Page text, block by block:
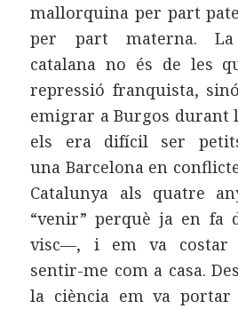
mallorquina per part
per part materna.
catalana no és de les
repressió franquista,
emigrar a Burgos durant
els era difícil ser
una Barcelona en
Catalunya als quatre
“venir” perquè ja en fa
visc—, i em va costar
sentir-me com a casa.
la ciència em va